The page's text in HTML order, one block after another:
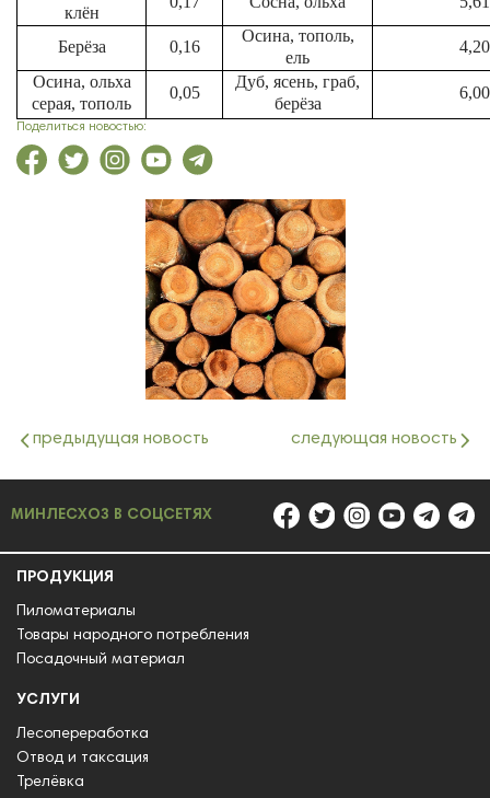
клён
Берёза 0,16
Осина, тополь,
ель
4,20
Осина, ольха
серая, тополь
0,05
Дуб, ясень, граб,
берёза
6,00
Поделиться новостью:
предыдущая новость следующая новость
МИНЛЕСХОЗ В СОЦСЕТЯХ
ПРОДУКЦИЯ
Пиломатериалы
Товары народного потребления
Посадочный материал
УСЛУГИ
Лесопереработка
Отвод и таксация
Трелёвка